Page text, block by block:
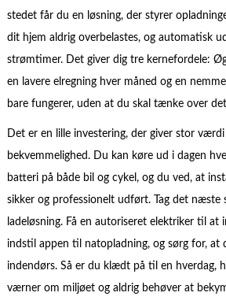
stedet får du en løsning, der styrer
dit hjem aldrig overbelastes, og automatisk
strømtimer. Det giver dig tre kernefordele:
en lavere elregning hver måned og en
bare fungerer, uden at du skal tænke over
Det er en lille investering, der giver stor
bekvemmelighed. Du kan køre ud i dagen
batteri på både bil og cykel, og du ved, at
sikker og professionelt udført. Tag det næste
ladeløsning. Få en autoriseret elektriker til at
indstil appen til natopladning, og sørg for, at
indendørs. Så er du klædt på til en hverdag,
værner om miljøet og aldrig behøver at